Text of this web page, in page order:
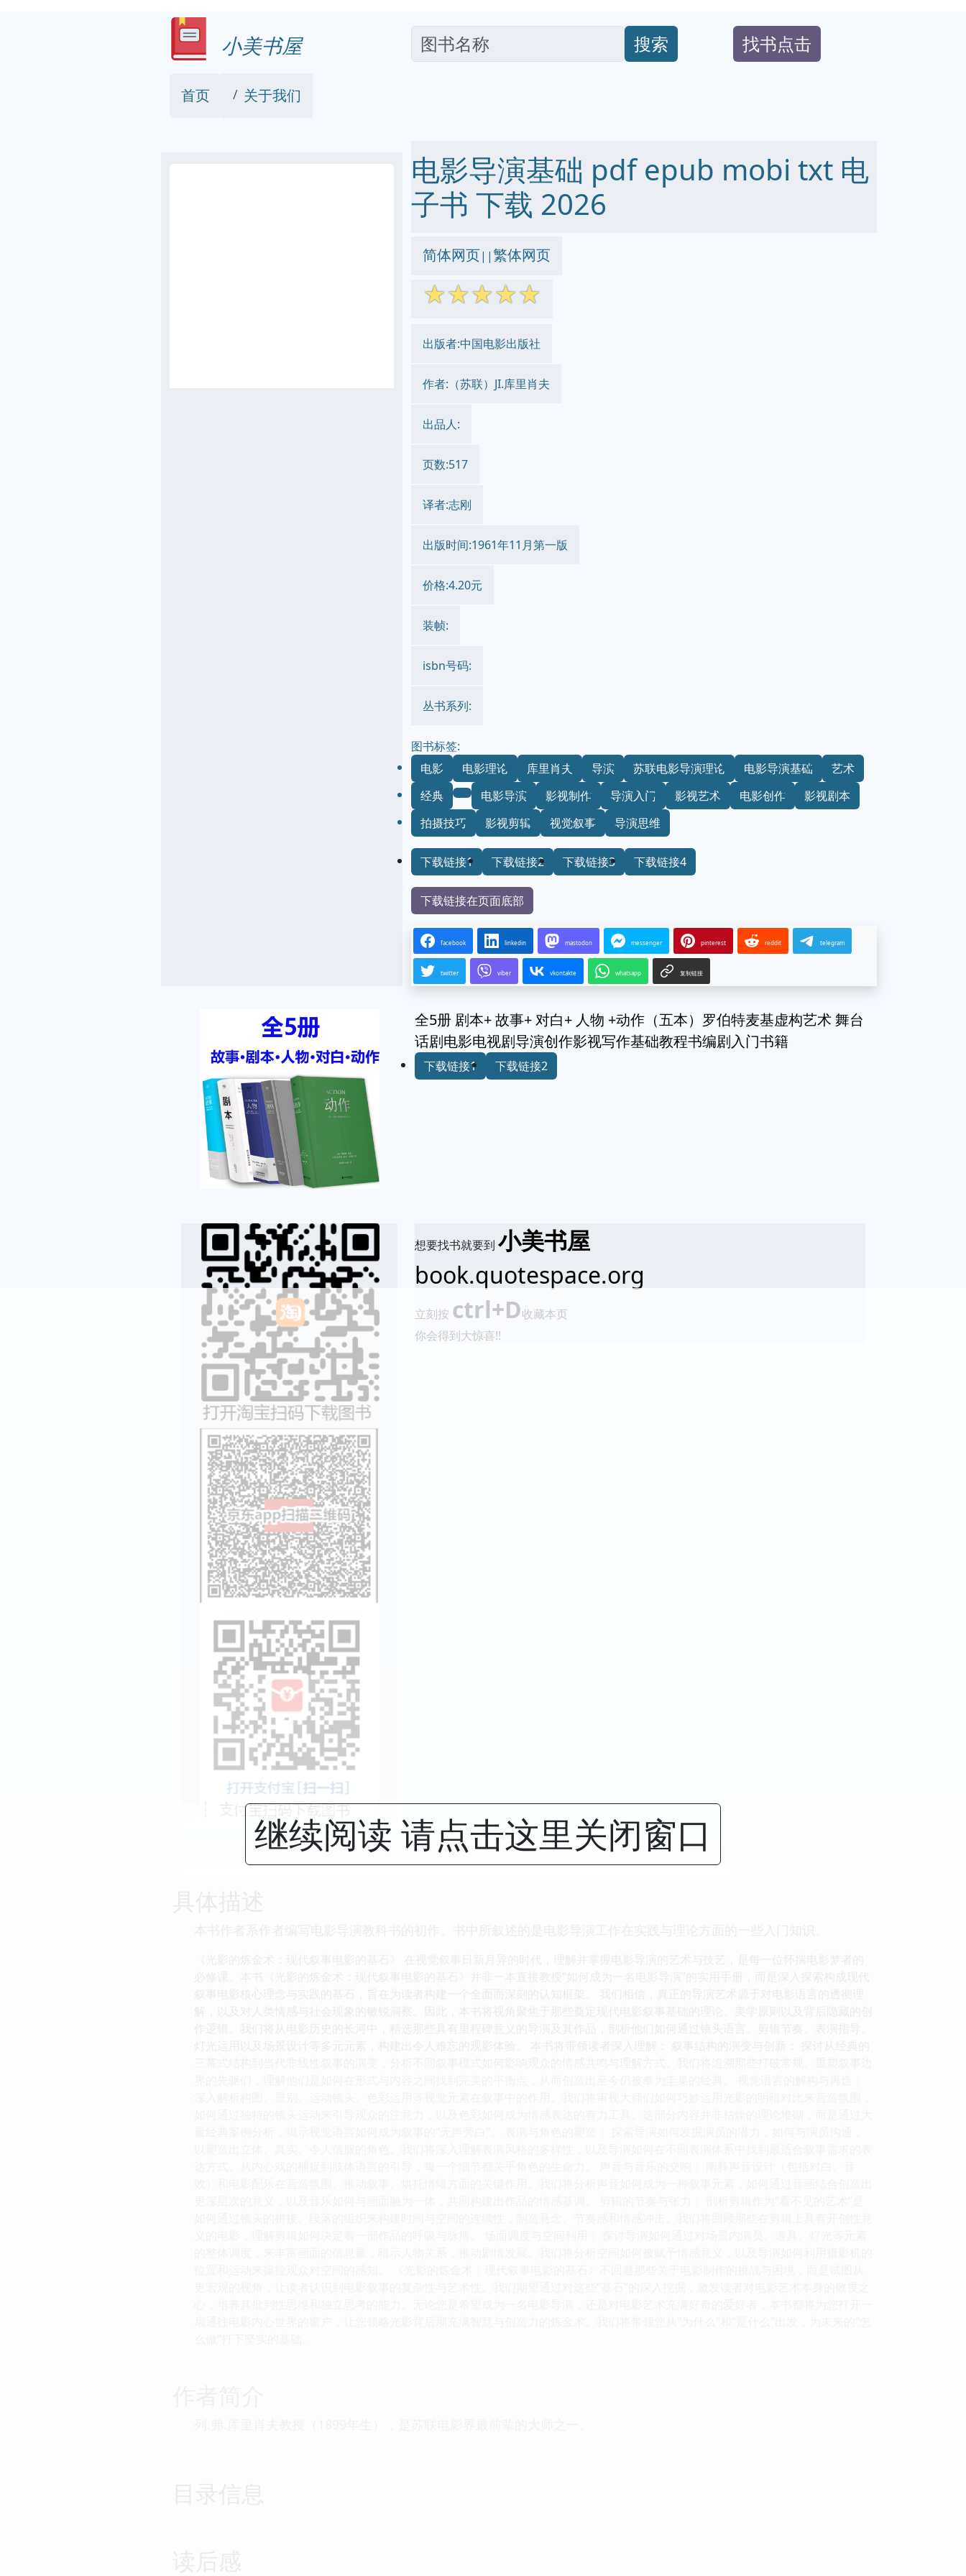
小美书屋 搜索 找书点击
首页 关于我们
电影导演基础 pdf epub mobi txt 电
子书 下载 2026
简体网页||繁体网页
☆☆☆☆☆
出版者:中国电影出版社
作者:（苏联）JI.库里肖夫
出品人:
页数:517
译者:志刚
出版时间:1961年11月第一版
价格:4.20元
装帧:
isbn号码:
丛书系列:
图书标签:
电影
电影理论 库里肖夫 导演 苏联电影导演理论 电影导演基础
艺术
经典
电影导演 影视制作 导演入门 影视艺术 电影创作
影视剧本
拍摄技巧
影视剪辑 视觉叙事 导演思维
下载链接1 下载链接2 下载链接3 下载链接4
下载链接在页面底部
facebook linkedin mastodon messenger pinterest reddit telegram
twitter viber vkontakte whatsapp 复制链接
全5册 剧本+ 故事+ 对白+ 人物 +动作（五本）罗伯特麦基虚构艺术 舞台
话剧电影电视剧导演创作影视写作基础教程书编剧入门书籍
下载链接1 下载链接2
想要找书就要到小美书屋
book.quotespace.org
立刻按 ctrl+D收藏本页
你会得到大惊喜!!
继续阅读 请点击这里关闭窗口